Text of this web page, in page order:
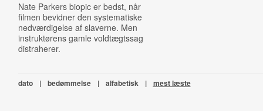
Nate Parkers biopic er bedst, når
filmen bevidner den systematiske
nedværdigelse af slaverne. Men
instruktørens gamle voldtægtssag
distraherer.
dato | bedømmelse | alfabetisk | mest læste